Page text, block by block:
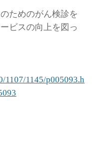
ためのがん検診を
ビスの向上を図っ
1107/1145/p005093.h